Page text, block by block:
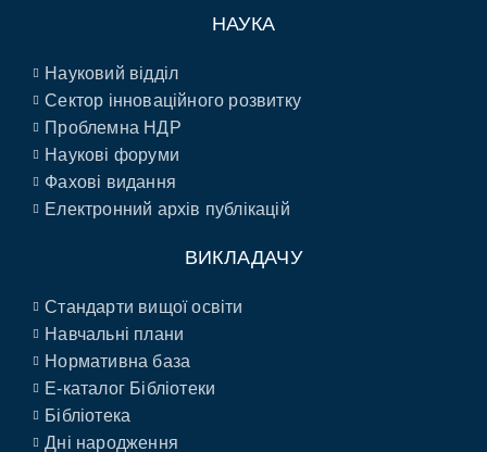
НАУКА
Науковий відділ
Сектор інноваційного розвитку
Проблемна НДР
Наукові форуми
Фахові видання
Електронний архів публікацій
ВИКЛАДАЧУ
Стандарти вищої освіти
Навчальні плани
Нормативна база
E-каталог Бібліотеки
Бібліотека
Дні народження